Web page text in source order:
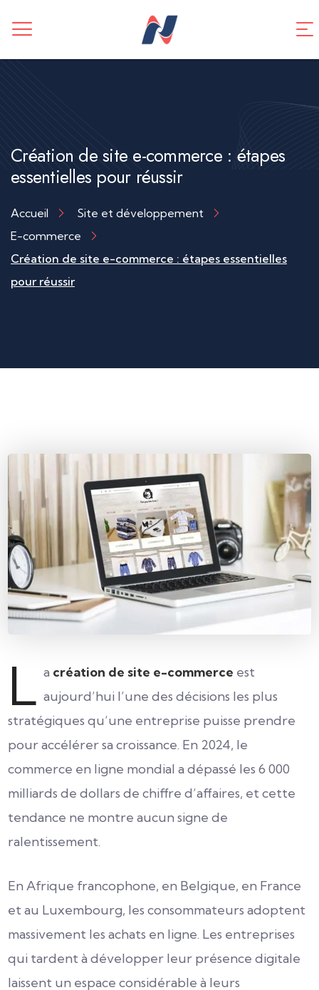
Création de site e-commerce : étapes
essentielles pour réussir
Accueil
Site et développement
E-commerce
Création de site e-commerce : étapes essentielles
pour réussir
L a création de site e-commerce est
aujourd’hui l’une des décisions les plus
stratégiques qu’une entreprise puisse prendre
pour accélérer sa croissance. En 2024, le
commerce en ligne mondial a dépassé les 6 000
milliards de dollars de chiffre d’affaires, et cette
tendance ne montre aucun signe de
ralentissement.
En Afrique francophone, en Belgique, en France
et au Luxembourg, les consommateurs adoptent
massivement les achats en ligne. Les entreprises
qui tardent à développer leur présence digitale
laissent un espace considérable à leurs